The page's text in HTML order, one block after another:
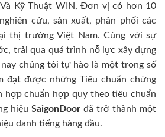
Kỹ Thuật WIN, Đơn vị có hơn 10
cứu, sản xuất, phân phối các
thị trường Việt Nam. Cùng với sự
trải qua quá trình nỗ lực xây dựng
chúng tôi tự hào là một trong số
đạt được những Tiêu chuẩn chứng
hợp chuẩn hợp quy theo tiêu chuẩn
hiệu SaigonDoor đã trở thành một
danh tiếng hàng đầu.